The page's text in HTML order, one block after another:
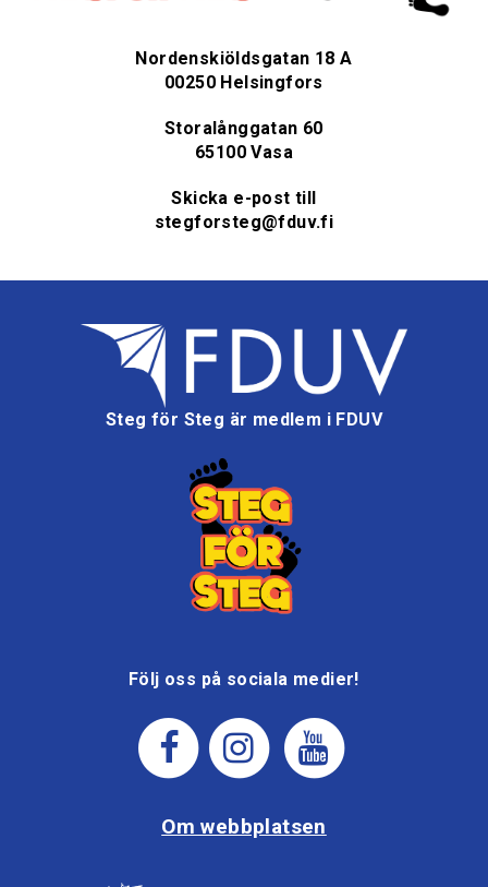
Nordenskiöldsgatan 18 A
00250 Helsingfors
Storalånggatan 60
65100 Vasa
Skicka e-post till
stegforsteg@fduv.fi
Steg för Steg är medlem i FDUV
Följ oss på sociala medier!
Om webbplatsen